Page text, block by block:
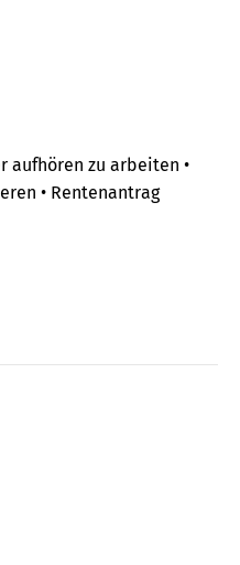
aufhören zu arbeiten •
• Rentenantrag